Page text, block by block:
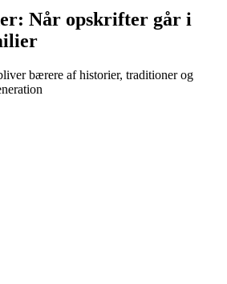
Når opskrifter går i
bærere af historier, traditioner og